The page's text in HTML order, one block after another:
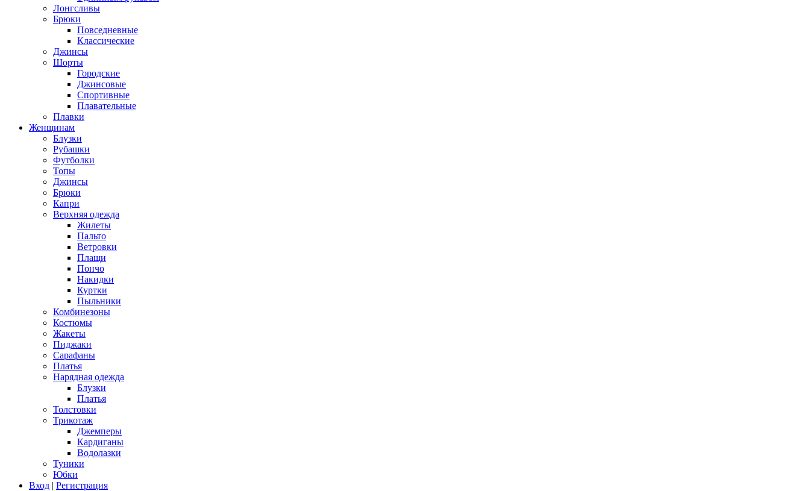
Лонгсливы
Брюки
Повседневные
Классические
Джинсы
Шорты
Городские
Джинсовые
Спортивные
Плавательные
Плавки
Женщинам
Блузки
Рубашки
Футболки
Топы
Джинсы
Брюки
Капри
Верхняя одежда
Жилеты
Пальто
Ветровки
Плащи
Пончо
Накидки
Куртки
Пыльники
Комбинезоны
Костюмы
Жакеты
Пиджаки
Сарафаны
Платья
Нарядная одежда
Блузки
Платья
Толстовки
Трикотаж
Джемперы
Кардиганы
Водолазки
Туники
Юбки
Вход | Регистрация